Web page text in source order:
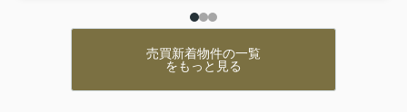
売買新着物件の一覧
をもっと見る